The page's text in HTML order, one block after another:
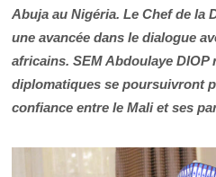
Abuja au Nigéria. Le Chef de la
une avancée dans le dialogue
africains. SEM Abdoulaye
diplomatiques se poursuivront
confiance entre le Mali et ses